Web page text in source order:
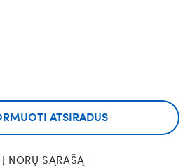
ATSIRADUS
Į NORŲ SĄRAŠĄ